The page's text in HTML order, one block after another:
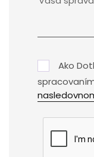
Ako